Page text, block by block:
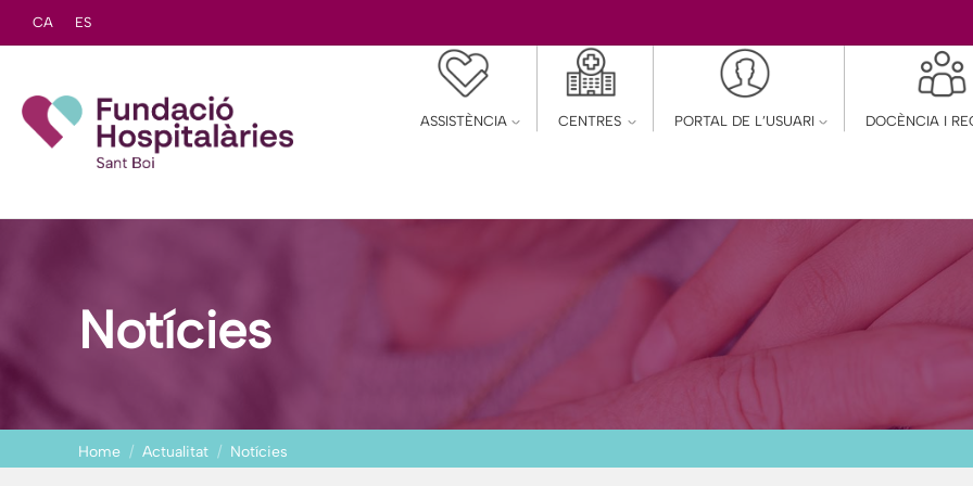
CA ES
ASSISTÈNCIA CENTRES PORTAL DE L’USUARI DOCÈNCIA I
Notícies
You are here:
Home Actualitat Notícies